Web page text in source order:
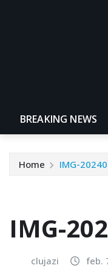
BREAKING NEWS
Home IMG-
IMG-
clujazi feb.